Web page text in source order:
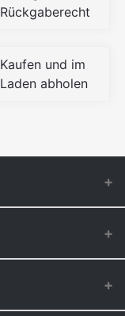
Rückgaberecht
Kaufen und im
Laden abholen